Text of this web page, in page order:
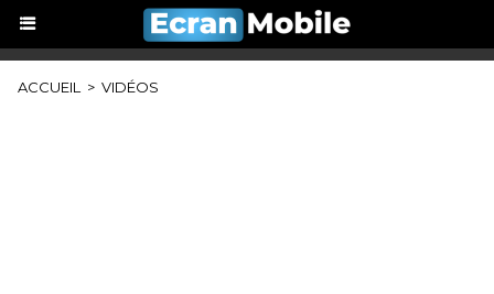
ACCUEIL > VIDÉOS